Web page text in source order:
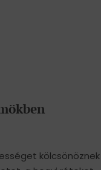
kölcsönöznek